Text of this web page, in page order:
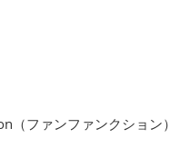
ァンファンクション）